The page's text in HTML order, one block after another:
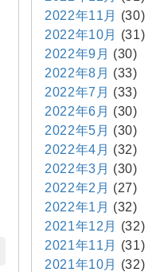
2022年11月
(30)
2022年10月
(31)
2022年9月 (30)
2022年8月 (33)
2022年7月 (33)
2022年6月 (30)
2022年5月 (30)
2022年4月 (32)
2022年3月 (30)
2022年2月 (27)
2022年1月 (32)
2021年12月
(32)
2021年11月
(31)
2021年10月
(32)